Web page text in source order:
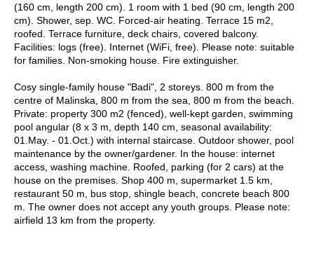
(160 cm, length 200 cm). 1 room with 1 bed (90 cm, length 200
cm). Shower, sep. WC. Forced-air heating. Terrace 15 m2,
roofed. Terrace furniture, deck chairs, covered balcony.
Facilities: logs (free). Internet (WiFi, free). Please note: suitable
for families. Non-smoking house. Fire extinguisher.
Cosy single-family house "Badi", 2 storeys. 800 m from the
centre of Malinska, 800 m from the sea, 800 m from the beach.
Private: property 300 m2 (fenced), well-kept garden, swimming
pool angular (8 x 3 m, depth 140 cm, seasonal availability:
01.May. - 01.Oct.) with internal staircase. Outdoor shower, pool
maintenance by the owner/gardener. In the house: internet
access, washing machine. Roofed, parking (for 2 cars) at the
house on the premises. Shop 400 m, supermarket 1.5 km,
restaurant 50 m, bus stop, shingle beach, concrete beach 800
m. The owner does not accept any youth groups. Please note:
airfield 13 km from the property.